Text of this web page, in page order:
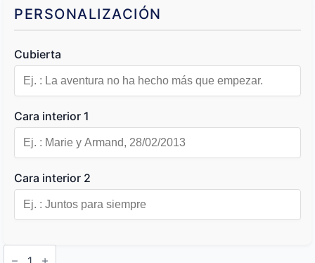
PERSONALIZACIÓN
Cubierta
Cara interior 1
Cara interior 2
Cojín